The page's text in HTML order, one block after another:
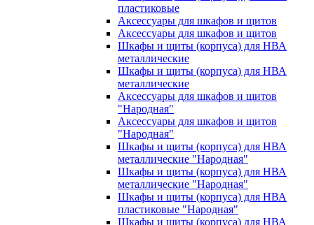
пластиковые
Аксессуары для шкафов и щитов
Аксессуары для шкафов и щитов
Шкафы и щиты (корпуса) для НВА
металлические
Шкафы и щиты (корпуса) для НВА
металлические
Аксессуары для шкафов и щитов
"Народная"
Аксессуары для шкафов и щитов
"Народная"
Шкафы и щиты (корпуса) для НВА
металлические "Народная"
Шкафы и щиты (корпуса) для НВА
металлические "Народная"
Шкафы и щиты (корпуса) для НВА
пластиковые "Народная"
Шкафы и щиты (корпуса) для НВА